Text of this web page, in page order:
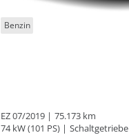
Benzin
EZ 07/2019
75.173 km
74 kW (101 PS)
Schaltgetriebe